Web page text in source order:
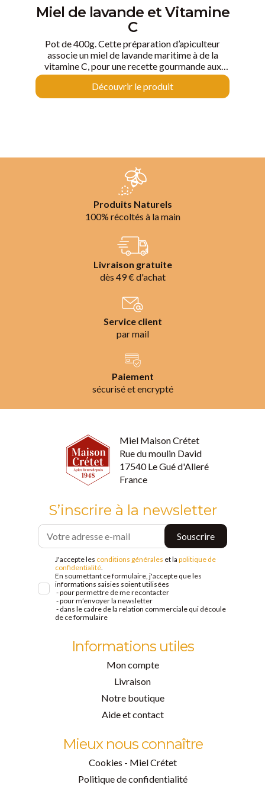
Miel de lavande et Vitamine
C
Pot de 400g. Cette préparation d’apiculteur
associe un miel de lavande maritime à de la
vitamine C, pour une recette gourmande aux
notes douces et ensoleillées. Un miel délicat,
évoquant le caractère et la chaleur du sud.
Découvrir le produit
Produits Naturels
100% récoltés à la main
Livraison gratuite
dès 49 € d'achat
Service client
par mail
Paiement
sécurisé et encrypté
Miel Maison Crétet
Rue du moulin David
17540 Le Gué d'Alleré
France
Informations utiles
Mon compte
Livraison
Notre boutique
Aide et contact
Mieux nous connaître
Cookies - Miel Crétet
Politique de confidentialité
S’inscrire à la newsletter
J'accepte les conditions générales et la politique de
confidentialité
En soumettant ce formulaire, j'accepte que les
informations saisies soient utilisées
- pour permettre de me recontacter
- pour m’envoyer la newsletter
- dans le cadre de la relation commerciale qui découle
de ce formulaire